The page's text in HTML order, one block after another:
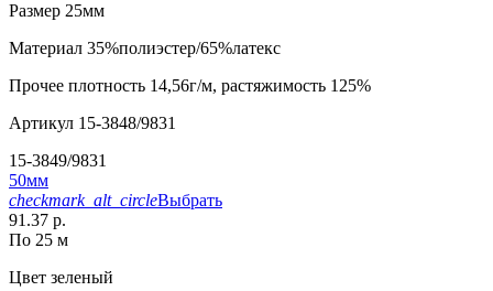
Размер 25мм
Материал 35%полиэстер/65%латекс
Прочее плотность 14,56г/м, растяжимость 125%
Артикул 15-3848/9831
15-3849/9831
50мм
checkmark_alt_circleВыбрать
91.37 р.
По 25 м
Цвет зеленый